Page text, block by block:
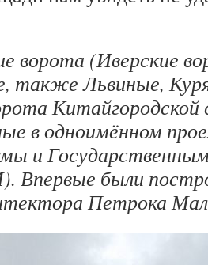
ворота (Иверские
также Львиные,
в одноимённом
и
Впервые были
Петрока